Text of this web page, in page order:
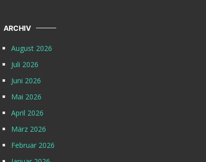
ARCHIV
August 2026
Juli 2026
Juni 2026
Mai 2026
April 2026
März 2026
Februar 2026